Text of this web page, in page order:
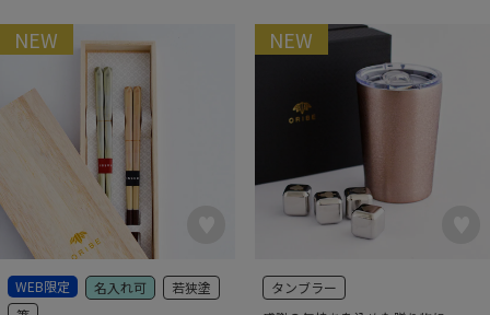
WEB限定
NEW
名入れ可
若狭塗
NEW
タンブラー